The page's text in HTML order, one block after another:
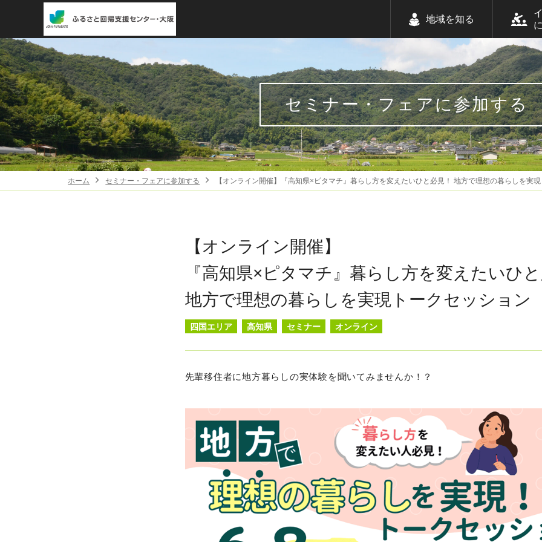
地域を知る
セミナー・フェアに参加する
ホーム セミナー・フェアに参加する 【オンライン開催】『高知県×ピタマチ』暮らし方を変えたいひと必見！ 地方で理想の暮らしを実
【オンライン開催】
『高知県×ピタマチ』暮らし方を変えたいひ
地方で理想の暮らしを実現トークセッション
四国エリア 高知県 セミナー オンライン
先輩移住者に地方暮らしの実体験を聞いてみませんか！？